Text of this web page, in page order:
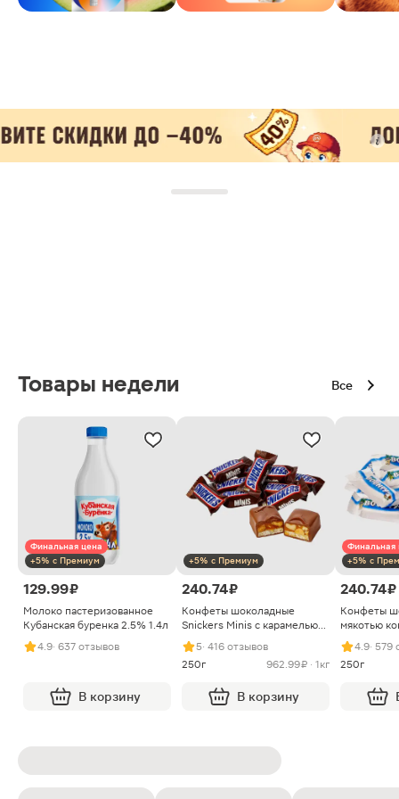
Товары недели Все
Финальная цена
+5% с Премиум
129.99 ₽
Молоко пастеризованное
Кубанская буренка 2.5% 1.4л
4.9· 637 отзывов
В корзину
+5% с Премиум
240.74 ₽
Конфеты шоколадные
Snickers Minis с карамелью
арахисом и нугой
5· 416 отзывов
250г
962.99 ₽ · 1кг
В корзину
Финальная
+5% с
240.74 ₽
Конфеты
мякотью
4.9· 579
250г